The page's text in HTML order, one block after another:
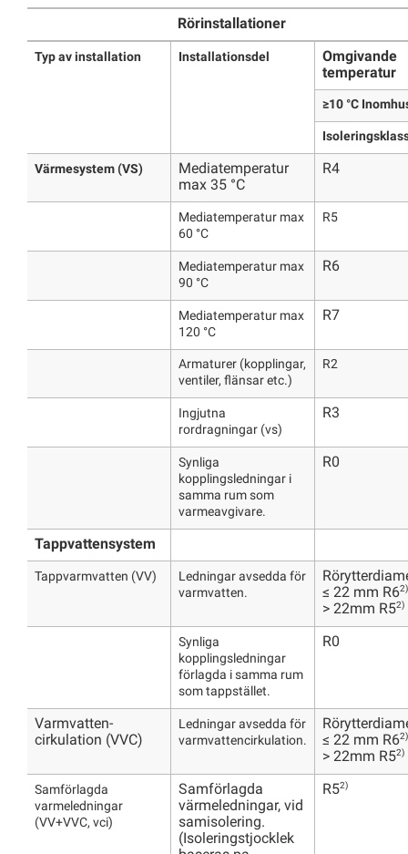
Rörinstallationer
Typ av installation Installationsdel
Omgivande
temperatur
≥10 °C
Värmesystem (VS)
Mediatemperatur
max 35 °C
R4
Mediatemperatur max
60 °C
R5
Mediatemperatur max
90 °C
R6
Mediatemperatur max
120 °C
R7
Armaturer (kopplingar,
ventiler, flänsar etc.)
R2
Ingjutna
rordragningar (vs)
R3
Synliga
kopplingsledningar i
samma rum som
varmeavgivare.
R0
Tappvattensystem
Tappvarmvatten (VV)
Ledningar avsedda för
varmvatten.
≤ 22 mm R62)
> 22mm R52)
Synliga
kopplingsledningar
förlagda i samma rum
som tappstället.
R0
Varmvatten-
cirkulation (VVC)
Ledningar avsedda för
varmvattencirkulation.
≤ 22 mm R62)
> 22mm R52)
Samförlagda
varmeledningar
(VV+VVC, vci)
Samförlagda
värmeledningar, vid
samisolering.
(Isoleringstjocklek
R52)